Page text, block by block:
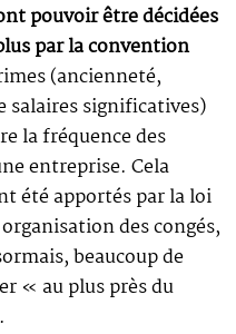
pouvoir être décidées
par la convention
(ancienneté,
salaires significatives)
la fréquence des
entreprise. Cela
été apportés par la loi
des congés,
beaucoup de
« au plus près du